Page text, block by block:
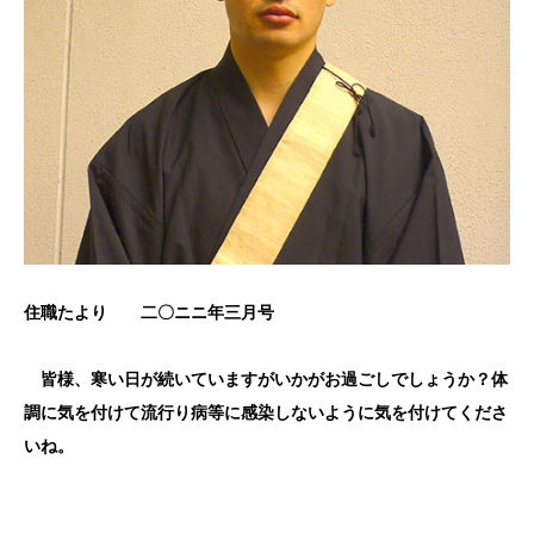
住職たより 二〇ニニ年三月号
皆様、寒い日が続いていますがいかがお過ごしでしょうか？体
調に気を付けて流行り病等に感染しないように気を付けてくださ
いね。